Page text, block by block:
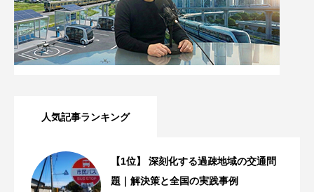
人気記事ランキング
【1位】 深刻化する過疎地域の交通問
題｜解決策と全国の実践事例